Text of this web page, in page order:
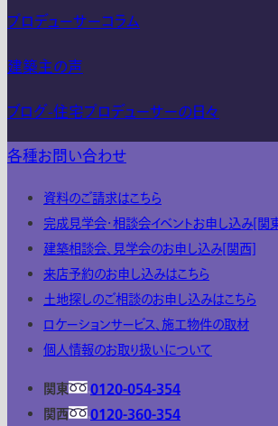
プロデューサーコラム
建築主の声
ブログ-住宅プロデューサーの日々
各種お問い合わせ
資料のご請求はこちら
完成見学会・相談会イベントお申し込み[関
建築相談会、見学会のお申し込み[関西]
来店予約のお申し込みはこちら
土地探しのご相談のお申し込みはこちら
ロケーションサービス、施工物件の取材
個人情報のお取り扱いについて
関東
0120-054-354
関西
0120-360-354